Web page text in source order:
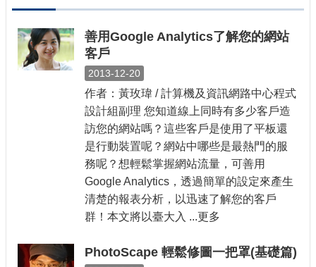
善用Google Analytics了解您的網站
客戶
2013-12-20
作者：黃玫瑋 / 計算機及資訊網路中心程式
設計組副理 您知道線上同時有多少客戶造
訪您的網站嗎？這些客戶是使用了平板還
是行動裝置呢？網站中哪些是最熱門的服
務呢？想輕鬆掌握網站流量，可善用
Google Analytics，透過簡單的設定來產生
清楚的報表分析，以迅速了解您的客戶
群！本文將以臺大入 ...更多
PhotoScape 輕鬆修圖一把罩(基礎篇)